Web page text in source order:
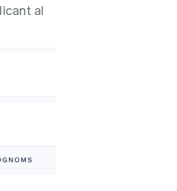
al